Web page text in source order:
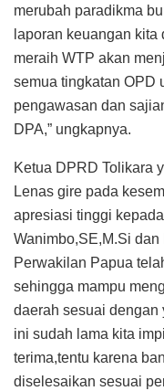
merubah paradikma
laporan keuangan
meraih WTP akan
semua tingkatan OPD
pengawasan dan
DPA,” ungkapnya.
Ketua DPRD Tolikara
Lenas gire pada
apresiasi tinggi
Wanimbo,SE,M.Si
Perwakilan Papua
sehingga mampu
daerah sesuai dengan
ini sudah lama kita
terima,tentu karena
diselesaikan sesuai